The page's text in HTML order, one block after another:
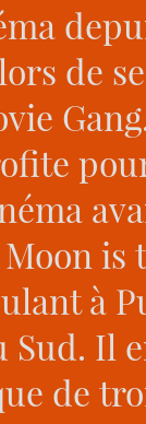
de
Moon
à
Il
de